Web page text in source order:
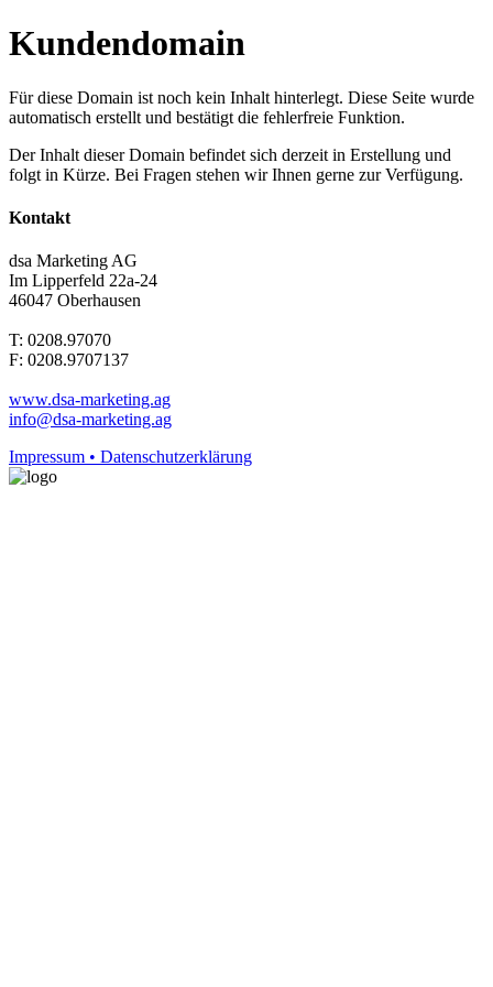
Kundendomain
Für diese Domain ist noch kein Inhalt hinterlegt. Diese Seite wurde
automatisch erstellt und bestätigt die fehlerfreie Funktion.
Der Inhalt dieser Domain befindet sich derzeit in Erstellung und
folgt in Kürze. Bei Fragen stehen wir Ihnen gerne zur Verfügung.
Kontakt
dsa Marketing AG
Im Lipperfeld 22a-24
46047 Oberhausen
T: 0208.97070
F: 0208.9707137
www.dsa-marketing.ag
info@dsa-marketing.ag
Impressum • Datenschutzerklärung